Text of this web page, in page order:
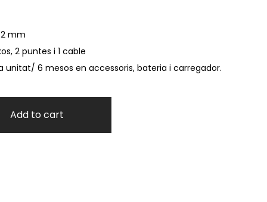
mm
2 puntes i 1 cable
unitat/ 6 mesos en accessoris, bateria i carregador.
Add to cart